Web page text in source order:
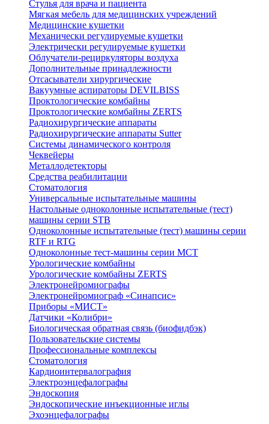
Стулья для врача и пациента
Мягкая мебель для медицинских учреждений
Медицинские кушетки
Механически регулируемые кушетки
Электрически регулируемые кушетки
Облучатели-рециркуляторы воздуха
Дополнительные принадлежности
Отсасыватели хирургические
Вакуумные аспираторы DEVILBISS
Проктологические комбайны
Проктологические комбайны ZERTS
Радиохирургические аппараты
Радиохирургические аппараты Sutter
Системы динамического контроля
Чеквейеры
Металлодетекторы
Средства реабилитации
Стоматология
Универсальные испытательные машины
Настольные одноколонные испытательные (тест)
машины серии STB
Одноколонные испытательные (тест) машины серии
RTF и RTG
Одноколонные тест-машины серии MCT
Урологические комбайны
Урологические комбайны ZERTS
Электронейромиографы
Электронейромиограф «Синапсис»
Приборы «МИСТ»
Датчики «Колибри»
Биологическая обратная связь (биофидбэк)
Пользовательские системы
Профессиональные комплексы
Стоматология
Кардиоинтервалография
Электроэнцефалографы
Эндоскопия
Эндоскопические инъекционные иглы
Эхоэнцефалографы